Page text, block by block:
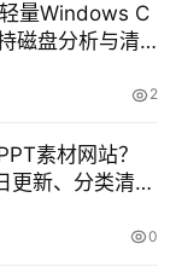
量Windows C
磁盘分析与清
2
素材网站？
更新、分类清
0